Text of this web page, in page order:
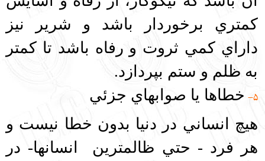
كمتري برخوردار باشد و شرير نيز
داراي كمي ثروت و رفاه باشد تا كمتر
به ظلم و ستم بپردازد.
5-
خطاها يا صوابهاي جزئي
هيچ انساني در دنيا بدون خطا نيست و
هر فرد - حتي ظالمترين انسانها- در